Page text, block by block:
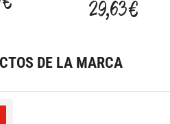
29,63 €
DE LA MARCA